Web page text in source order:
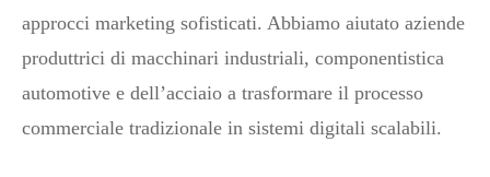
approcci marketing sofisticati. Abbiamo aiutato aziende
produttrici di macchinari industriali, componentistica
automotive e dell’acciaio a trasformare il processo
commerciale tradizionale in sistemi digitali scalabili.